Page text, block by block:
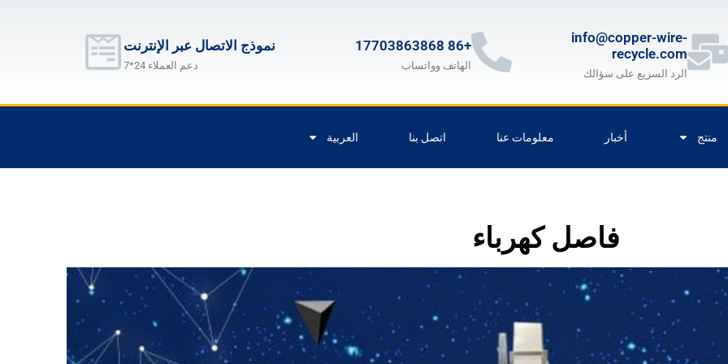
info@copper-wire-
recycle.com
الرد السريع على سؤالك
+86 17703863868
الهاتف وواتساب
نموذج الاتصال عبر الإنترنت
دعم العملاء 24*7
منتج أخبار معلومات عنا اتصل بنا العربية
فاصل كهرباء